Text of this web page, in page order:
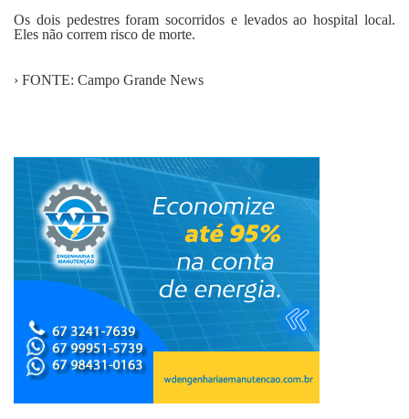
Os dois pedestres foram socorridos e levados ao hospital local.
Eles não correm risco de morte.
› FONTE: Campo Grande News